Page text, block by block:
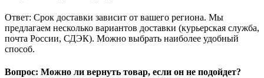
Ответ: Срок доставки зависит от вашего региона. Мы
предлагаем несколько вариантов доставки (курьерская служба,
почта России, СДЭК). Можно выбрать наиболее удобный
способ.
Вопрос: Можно ли вернуть товар, если он не подойдет?